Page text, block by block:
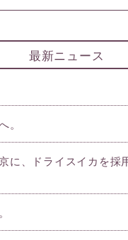
最新ニュース
。
に、ドライスイカを採